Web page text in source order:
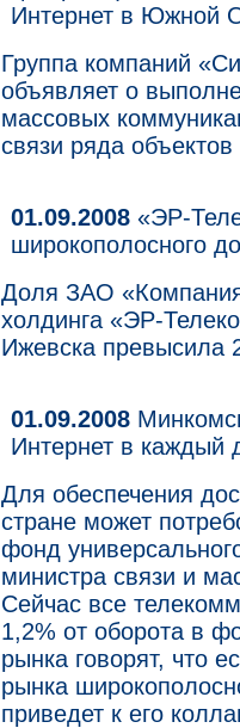
Интернет в Южной
Группа компаний
объявляет о
массовых
связи ряда
01.09.2008 «ЭР-
широкополосного
Доля ЗАО
холдинга «ЭР-
Ижевска превысила
01.09.2008
Интернет в каждый
Для обеспечения
стране может
фонд
министра связи и
Сейчас все
1,2% от оборота в
рынка говорят, что
рынка
приведет к его